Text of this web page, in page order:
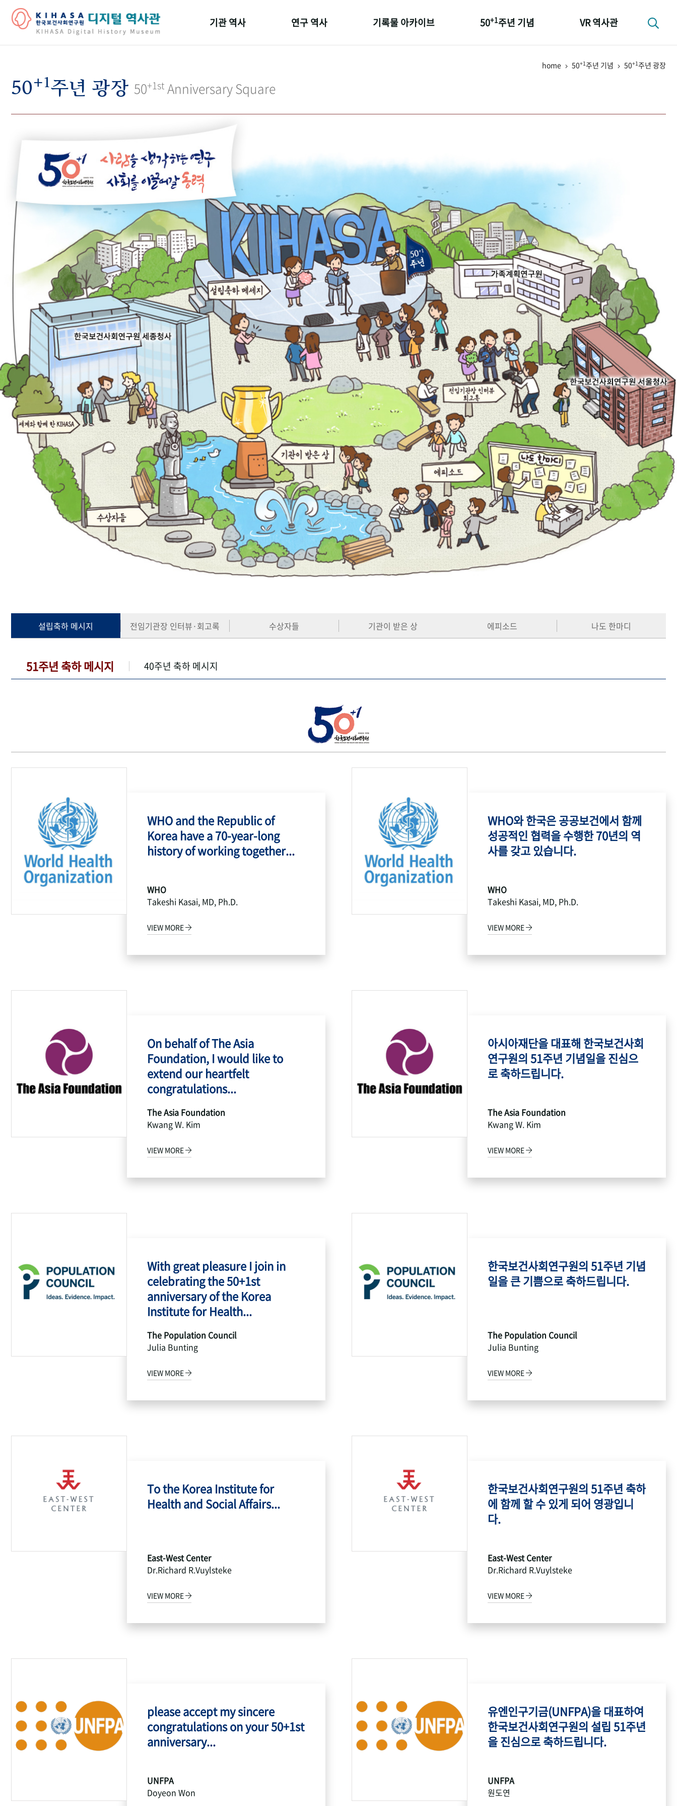
기관 역사
역대 기관장
연구 역사 기록물 아카이브 50+1주년 기념 VR 역사관
home 50+1주년 기념 50+1주년 광장
50+1주년 광장 50+1st Anniversary Square
설립축하 메시지 전임기관장 인터뷰·회고록 수상자들 기관이 받은 상 에피소드 나도 한마디
51주년 축하 메시지 40주년 축하 메시지
WHO and the Republic of
Korea have a 70-year-long
history of working together...
WHO
Takeshi Kasai, MD, Ph.D.
VIEW MORE
WHO와 한국은 공공보건에서 함께
성공적인 협력을 수행한 70년의 역
사를 갖고 있습니다.
WHO
Takeshi Kasai, MD, Ph.D.
VIEW MORE
On behalf of The Asia
Foundation, I would like to
extend our heartfelt
congratulations...
The Asia Foundation
Kwang W. Kim
VIEW MORE
아시아재단을 대표해 한국보건사회
연구원의 51주년 기념일을 진심으
로 축하드립니다.
The Asia Foundation
Kwang W. Kim
VIEW MORE
With great pleasure I join in
celebrating the 50+1st
anniversary of the Korea
Institute for Health...
The Population Council
Julia Bunting
VIEW MORE
한국보건사회연구원의 51주년 기념
일을 큰 기쁨으로 축하드립니다.
The Population Council
Julia Bunting
VIEW MORE
To the Korea Institute for
Health and Social Affairs...
East-West Center
Dr.Richard R.Vuylsteke
VIEW MORE
한국보건사회연구원의 51주년 축하
에 함께 할 수 있게 되어 영광입니
다.
East-West Center
Dr.Richard R.Vuylsteke
VIEW MORE
please accept my sincere
congratulations on your 50+1st
anniversary...
UNFPA
Doyeon Won
유엔인구기금(UNFPA)을 대표하여
한국보건사회연구원의 설립 51주년
을 진심으로 축하드립니다.
UNFPA
원도연